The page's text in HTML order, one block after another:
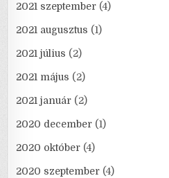
2021 szeptember (4)
2021 augusztus (1)
2021 július (2)
2021 május (2)
2021 január (2)
2020 december (1)
2020 október (4)
2020 szeptember (4)